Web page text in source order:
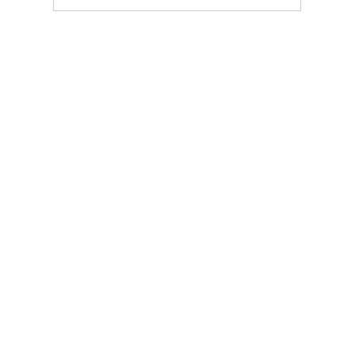
entführen sie ihr Publikum in ein Paradies